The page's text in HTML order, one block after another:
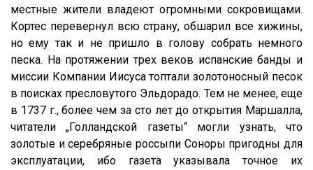
местные жители владеют огромными сокровищами.
Кортес перевернул всю страну, обшарил все хижины,
но ему так и не пришло в голову собрать немного
песка. На протяжении трех веков испанские банды и
миссии Компании Иисуса топтали золотоносный песок
в поисках пресловутого Эльдорадо. Тем не менее, еще
в 1737 г., более чем за сто лет до открытия Маршалла,
читатели „Голландской газеты“ могли узнать, что
золотые и серебряные россыпи Соноры пригодны для
эксплуатации, ибо газета указывала точное их